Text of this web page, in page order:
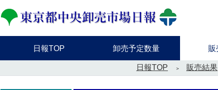
日報TOP 卸売予定数量 販
日報TOP 販売結果